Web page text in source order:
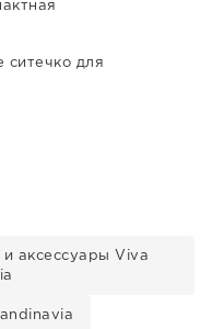
ситечко для
аксессуары Viva